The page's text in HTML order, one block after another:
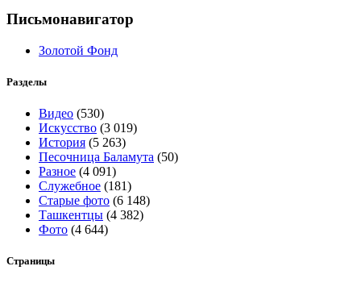
Письмонавигатор
Золотой Фонд
Разделы
Видео (530)
Искусство (3 019)
История (5 263)
Песочница Баламута (50)
Разное (4 091)
Служебное (181)
Старые фото (6 148)
Ташкентцы (4 382)
Фото (4 644)
Страницы